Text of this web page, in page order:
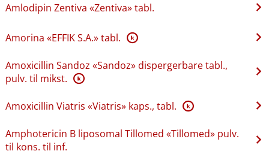
Amlodipin Zentiva «Zentiva» tabl.
Amorina «EFFIK S.A.» tabl. K
Amoxicillin Sandoz «Sandoz» dispergerbare tabl.,
pulv. til mikst. K
Amoxicillin Viatris «Viatris» kaps., tabl. K
Amphotericin B liposomal Tillomed «Tillomed» pulv.
til kons. til inf.